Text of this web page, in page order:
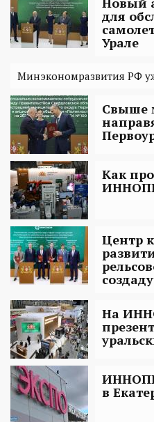
для
Урале
Минэкономразвития РФ
Свыше
Как
Центр
На
в